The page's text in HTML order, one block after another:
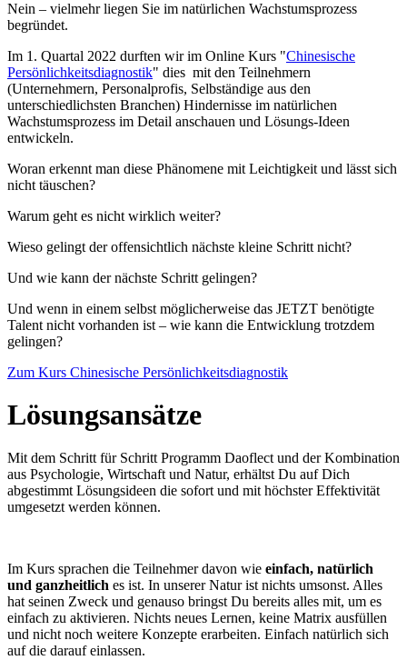
Nein – vielmehr liegen Sie im natürlichen Wachstumsprozess
begründet.
Im 1. Quartal 2022 durften wir im Online Kurs "Chinesische
Persönlichkeitsdiagnostik" dies mit den Teilnehmern
(Unternehmern, Personalprofis, Selbständige aus den
unterschiedlichsten Branchen) Hindernisse im natürlichen
Wachstumsprozess im Detail anschauen und Lösungs-Ideen
entwickeln.
Woran erkennt man diese Phänomene mitLeichtigkeitund lässt sich
nicht täuschen?
Warum geht es nicht wirklich weiter?
Wieso gelingt der offensichtlich nächste kleine Schritt nicht?
Und wie kann der nächste Schritt gelingen?
Und wenn in einem selbst möglicherweise das JETZT benötigte
Talent nicht vorhanden ist – wie kann die Entwicklung trotzdem
gelingen?
Zum Kurs Chinesische Persönlichkeitsdiagnostik
Lösungsansätze
Mit dem Schritt für Schritt Programm Daoflect und der Kombination
aus Psychologie, Wirtschaft und Natur, erhältst Du auf Dich
abgestimmt Lösungsideen die sofort und mit höchster Effektivität
umgesetzt werden können.
Im Kurs sprachen die Teilnehmer davon wie einfach, natürlich
und ganzheitlich es ist. In unserer Natur ist nichts umsonst. Alles
hat seinen Zweck und genauso bringst Du bereits alles mit, um es
einfach zu aktivieren. Nichts neues Lernen, keine Matrix ausfüllen
und nicht noch weitere Konzepte erarbeiten. Einfach natürlich sich
auf die darauf einlassen.